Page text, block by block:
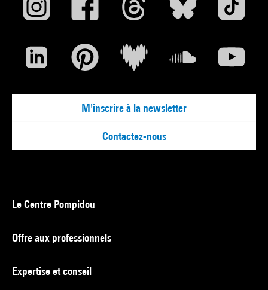
M'inscrire à la newsletter
Contactez-nous
Le Centre Pompidou
Offre aux professionnels
Expertise et conseil